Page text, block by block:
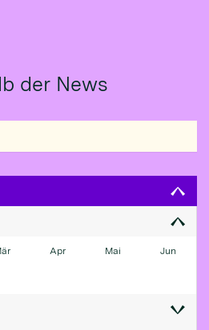
der News
Apr Mai Jun